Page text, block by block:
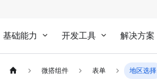
基础能力 开发工具 解决方案
微搭组件 表单 地区选择